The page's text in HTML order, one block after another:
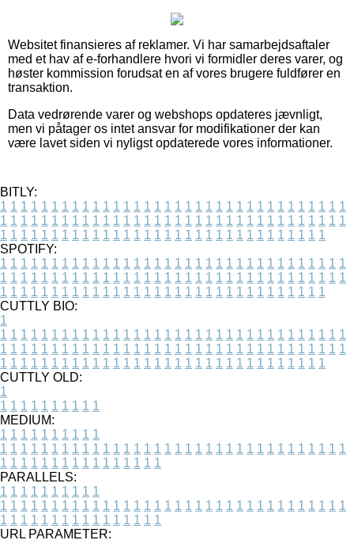
Websitet finansieres af reklamer. Vi har samarbejdsaftaler
med et hav af e-forhandlere hvori vi formidler deres varer, og
høster kommission forudsat en af vores brugere fuldfører en
transaktion.
Data vedrørende varer og webshops opdateres jævnligt,
men vi påtager os intet ansvar for modifikationer der kan
være lavet siden vi nyligst opdaterede vores informationer.
BITLY:
1 1 1 1 1 1 1 1 1 1 1 1 1 1 1 1 1 1 1 1 1 1 1 1 1 1 1 1 1 1 1 1 1 1
1 1 1 1 1 1 1 1 1 1 1 1 1 1 1 1 1 1 1 1 1 1 1 1 1 1 1 1 1 1 1 1 1 1
1 1 1 1 1 1 1 1 1 1 1 1 1 1 1 1 1 1 1 1 1 1 1 1 1 1 1 1 1 1 1 1
SPOTIFY:
1 1 1 1 1 1 1 1 1 1 1 1 1 1 1 1 1 1 1 1 1 1 1 1 1 1 1 1 1 1 1 1 1 1
1 1 1 1 1 1 1 1 1 1 1 1 1 1 1 1 1 1 1 1 1 1 1 1 1 1 1 1 1 1 1 1 1 1
1 1 1 1 1 1 1 1 1 1 1 1 1 1 1 1 1 1 1 1 1 1 1 1 1 1 1 1 1 1 1 1
CUTTLY BIO:
1
1 1 1 1 1 1 1 1 1 1 1 1 1 1 1 1 1 1 1 1 1 1 1 1 1 1 1 1 1 1 1 1 1 1
1 1 1 1 1 1 1 1 1 1 1 1 1 1 1 1 1 1 1 1 1 1 1 1 1 1 1 1 1 1 1 1 1 1
1 1 1 1 1 1 1 1 1 1 1 1 1 1 1 1 1 1 1 1 1 1 1 1 1 1 1 1 1 1 1 1
CUTTLY OLD:
1
1 1 1 1 1 1 1 1 1 1
MEDIUM:
1 1 1 1 1 1 1 1 1 1
1 1 1 1 1 1 1 1 1 1 1 1 1 1 1 1 1 1 1 1 1 1 1 1 1 1 1 1 1 1 1 1 1 1
1 1 1 1 1 1 1 1 1 1 1 1 1 1 1 1
PARALLELS:
1 1 1 1 1 1 1 1 1 1
1 1 1 1 1 1 1 1 1 1 1 1 1 1 1 1 1 1 1 1 1 1 1 1 1 1 1 1 1 1 1 1 1 1
1 1 1 1 1 1 1 1 1 1 1 1 1 1 1 1
URL PARAMETER: